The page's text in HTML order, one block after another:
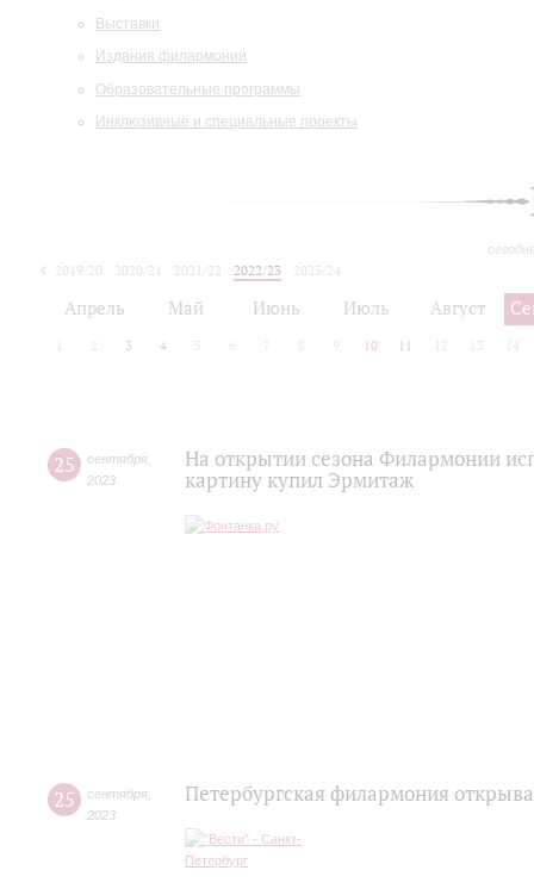
Выставки
Издания филармонии
Образовательные программы
Инклюзивные и специальные проекты
2019/20 2020/21 2021/22 2022/23
2023/24
Апрель Май Июнь Июль Август
2 3 4 5 6 7 8 9 10 11 12 13 14
25 сентября
2023
На открытии сезона Филармонии
картину купил Эрмитаж
25 сентября
2023
Петербургская филармония